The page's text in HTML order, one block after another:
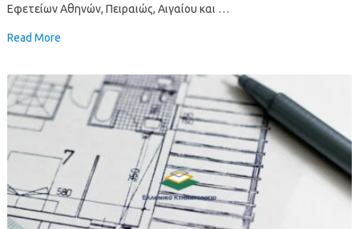
Εφετείων Αθηνών, Πειραιώς, Αιγαίου και …
Read More